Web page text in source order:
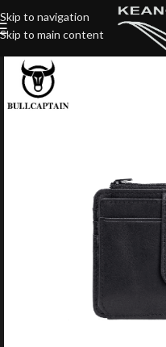
Skip to navigation
Skip to main content